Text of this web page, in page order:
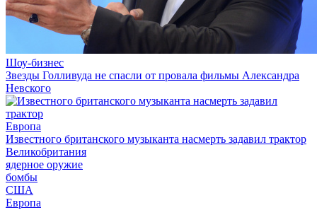
Шоу-бизнес
Звезды Голливуда не спасли от провала фильмы Александра
Невского
Европа
Известного британского музыканта насмерть задавил трактор
Великобритания
ядерное оружие
бомбы
США
Европа